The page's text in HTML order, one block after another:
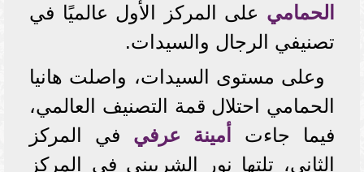
الحمامي على المركز الأول عالميًا في
تصنيفي الرجال والسيدات.
وعلى مستوى السيدات، واصلت هانيا
الحمامي احتلال قمة التصنيف العالمي،
فيما جاءت
أمينة عرفي في المركز
الثاني، تلتها نور الشربيني في المركز